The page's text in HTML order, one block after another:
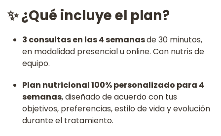
✨ ¿Qué incluye el plan?
3 consultas en las 4 semanasde 30 minutos,
en modalidad presencial u online. Con nutris de
equipo.
Plan nutricional 100% personalizado para 4
semanas, diseñado de acuerdo con tus
objetivos, preferencias, estilo de vida y evolución
durante el tratamiento.